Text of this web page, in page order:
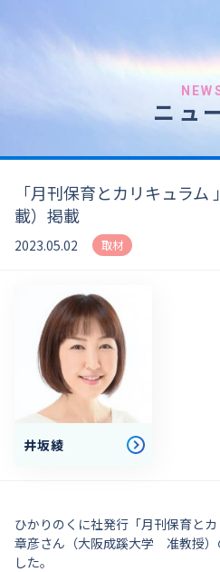
ニュ
「月刊保育とカリキュラ
載）掲載
2023.05.02 取材
井坂綾
ひかりのくに社発行「月刊保育と
章彦さん（大阪成蹊大学 准教授）
した。